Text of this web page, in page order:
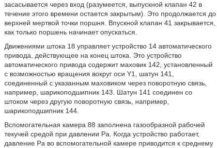
засасывается через вход (разумеется, выпускной клапан 42 в
течение этого времени остается закрытым). Это продолжается до
верхней мертвой точки поршня. Впускной клапан 41 закрывается,
как только поршень начинает опускаться.
Движениями штока 18 управляет устройство 14 автоматического
привода, действующее на конец штока. Это устройство
автоматического привода содержит маховик 142, установленный
с возможностью вращения вокруг оси Y1, шатун 141,
соединенный с указанным маховиком через поворотную связь,
например, шарикоподшипник 143. Шатун 141 соединен со
штоком через другую поворотную связь, например,
шарикоподшипник 144.
Вспомогательная камера 88 заполнена газообразной рабочей
текучей средой при давлении Ра. Когда устройство работает,
давление Ра во вспомогательной камере приводится к среднему